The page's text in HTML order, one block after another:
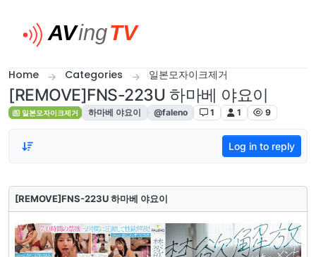
Home Categories 일본모자이크제거
[REMOVE]FNS-223U 하마베 야요이
일본모자이크제거 하마베 야요이 @faleno 1 1 9
Log in to reply
[REMOVE]FNS-223U 하마베 야요이